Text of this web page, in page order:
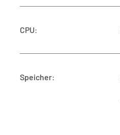
CPU:
Speicher: